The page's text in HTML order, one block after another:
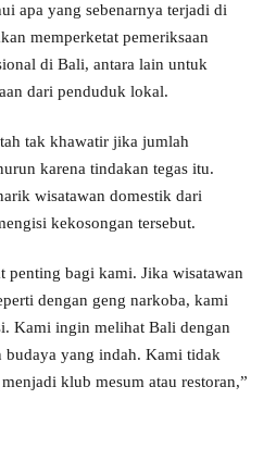
apa yang sebenarnya terjadi di
memperketat pemeriksaan
di Bali, antara lain untuk
dari penduduk lokal.
tak khawatir jika jumlah
karena tindakan tegas itu.
wisatawan domestik dari
kekosongan tersebut.
penting bagi kami. Jika wisatawan
dengan geng narkoba, kami
Kami ingin melihat Bali dengan
budaya yang indah. Kami tidak
klub mesum atau restoran,”